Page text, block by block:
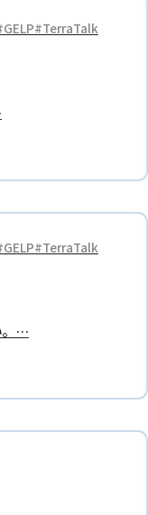
GELP TerraTalk
GELP TerraTalk
。…